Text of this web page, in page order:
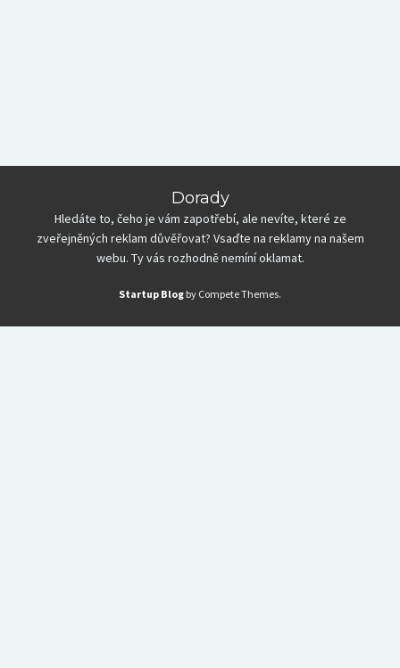
Dorady
Hledáte to, čeho je vám zapotřebí, ale nevíte, které ze
zveřejněných reklam důvěřovat? Vsaďte na reklamy na našem
webu. Ty vás rozhodně nemíní oklamat.
Startup Blog by Compete Themes.